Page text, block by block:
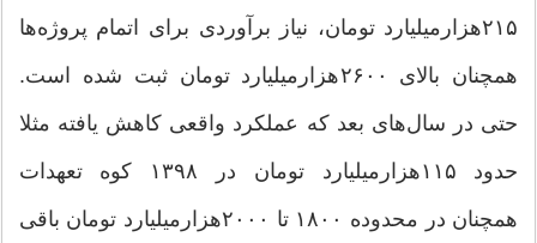
۲۱۵‌هزار‌میلیارد تومان، نیاز برآوردی برای اتمام پروژه‌ها
همچنان بالای ۲۶۰۰‌هزار‌میلیارد تومان ثبت شده است.
حتی در سال‌های بعد که عملکرد واقعی کاهش یافته مثلا
حدود ۱۱۵‌هزار‌میلیارد تومان در ۱۳۹۸ کوه تعهدات
همچنان در محدوده ۱۸۰۰ تا ۲۰۰۰‌هزار‌میلیارد تومان باقی